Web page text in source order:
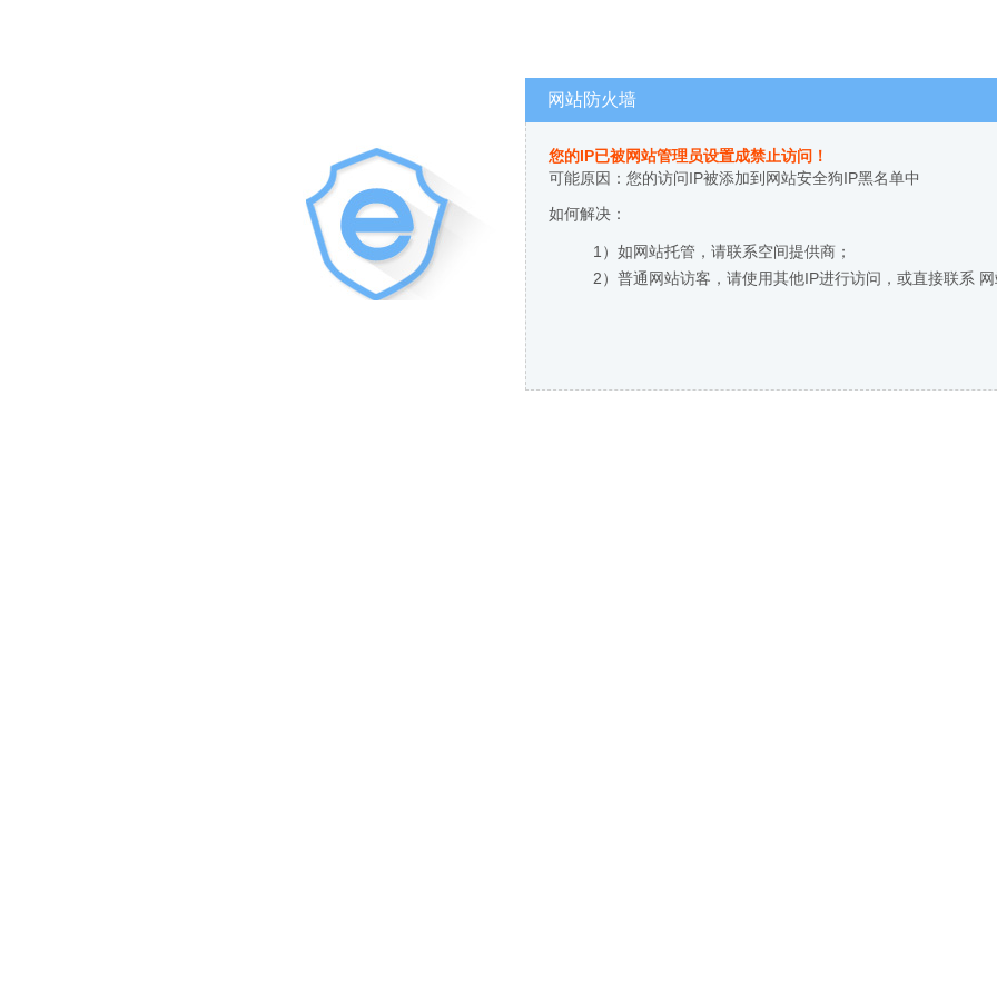
网站防火墙
您的IP已被网站管理员设置成禁止访问！
可能原因：您的访问IP被添加到网站安全狗IP黑名单中
如何解决：
1）如网站托管，请联系空间提供商；
2）普通网站访客，请使用其他IP进行访问，或直接联系 网